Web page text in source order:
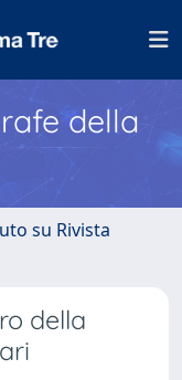
della
su Rivista
della